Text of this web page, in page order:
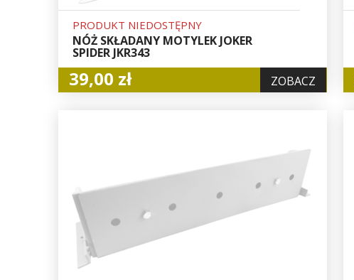
PRODUKT NIEDOSTĘPNY
NÓŻ SKŁADANY MOTYLEK JOKER
SPIDER JKR343
39,00 zł ZOBACZ